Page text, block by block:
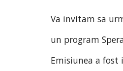
Va invitam sa
un program
Emisiunea a fost